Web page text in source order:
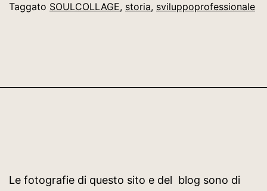
Taggato SOULCOLLAGE, storia, sviluppoprofessionale
Le fotografie di questo sito e del blog sono di